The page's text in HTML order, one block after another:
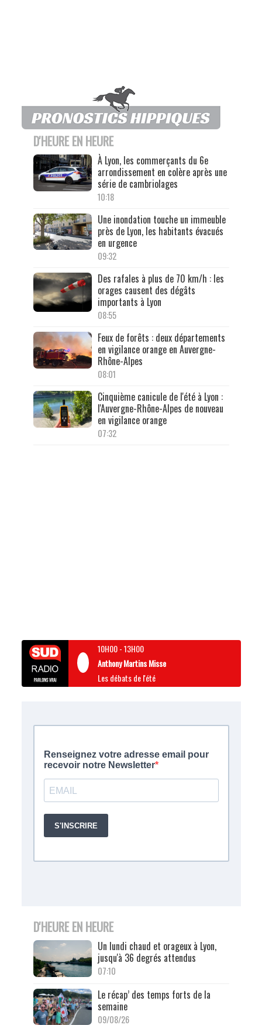
D'HEURE EN HEURE
À Lyon, les commerçants du 6e
arrondissement en colère après une
série de cambriolages
10:18
Une inondation touche un immeuble
près de Lyon, les habitants évacués
en urgence
09:32
Des rafales à plus de 70 km/h : les
orages causent des dégâts
importants à Lyon
08:55
Feux de forêts : deux départements
en vigilance orange en Auvergne-
Rhône-Alpes
08:01
Cinquième canicule de l'été à Lyon :
l'Auvergne-Rhône-Alpes de nouveau
en vigilance orange
07:32
10H00-13H00
Anthony Martins Misse
Les débats de l'été
D'HEURE EN HEURE
Un lundi chaud et orageux à Lyon,
jusqu'à 36 degrés attendus
07:10
Le récap’ des temps forts de la
semaine
09/08/26